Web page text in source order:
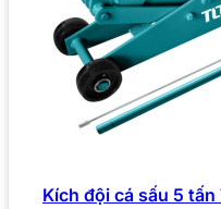
Kích đội cá sấu 5